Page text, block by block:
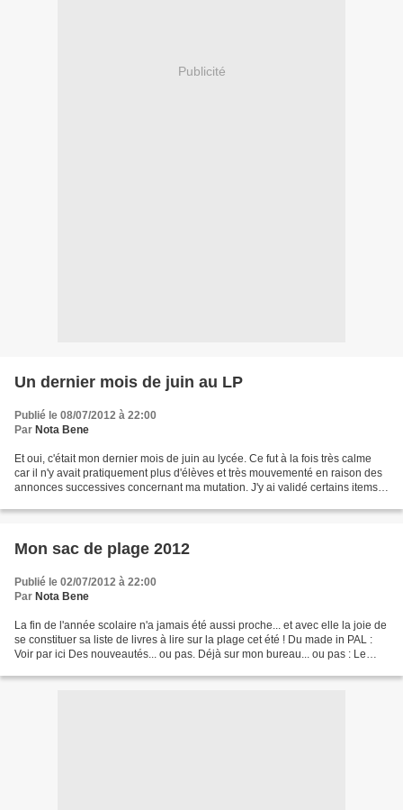
Publicité
Un dernier mois de juin au LP
Publié le 08/07/2012 à 22:00
Par Nota Bene
Et oui, c'était mon dernier mois de juin au lycée. Ce fut à la fois très calme
car il n'y avait pratiquement plus d'élèves et très mouvementé en raison des
annonces successives concernant ma mutation. J'y ai validé certains items
Mon sac de plage 2012
Publié le 02/07/2012 à 22:00
Par Nota Bene
La fin de l'année scolaire n'a jamais été aussi proche... et avec elle la joie de
se constituer sa liste de livres à lire sur la plage cet été ! Du made in PAL :
Voir par ici Des nouveautés... ou pas. Déjà sur mon bureau... ou pas : Le